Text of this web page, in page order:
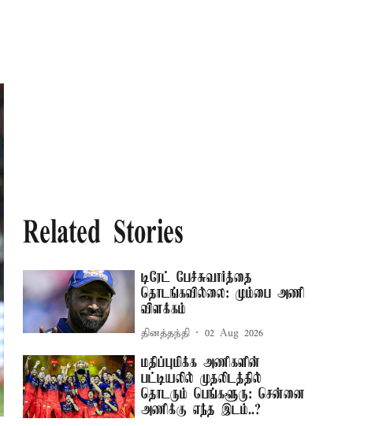
Related Stories
டிரேட் பேச்சுவார்த்தை
தொடங்கவில்லை: மும்பை அணி
விளக்கம்
தினத்தந்தி 02 Aug 2026
மதிப்புமிக்க அணிகளின்
பட்டியலில் முதலிடத்தில்
தொடரும் பெங்களூரு: சென்னை
அணிக்கு எந்த இடம்..?